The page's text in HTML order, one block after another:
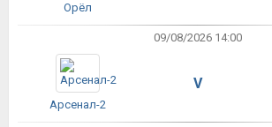
Орёл
09/08/2026 14:00
Арсенал-2
V